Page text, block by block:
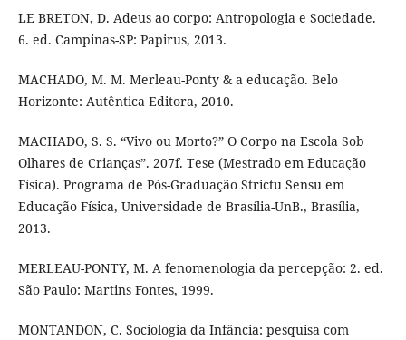
LE BRETON, D. Adeus ao corpo: Antropologia e Sociedade.
6. ed. Campinas-SP: Papirus, 2013.
MACHADO, M. M. Merleau-Ponty & a educação. Belo
Horizonte: Autêntica Editora, 2010.
MACHADO, S. S. “Vivo ou Morto?” O Corpo na Escola Sob
Olhares de Crianças”. 207f. Tese (Mestrado em Educação
Física). Programa de Pós-Graduação Strictu Sensu em
Educação Física, Universidade de Brasília-UnB., Brasília,
2013.
MERLEAU-PONTY, M. A fenomenologia da percepção: 2. ed.
São Paulo: Martins Fontes, 1999.
MONTANDON, C. Sociologia da Infância: pesquisa com